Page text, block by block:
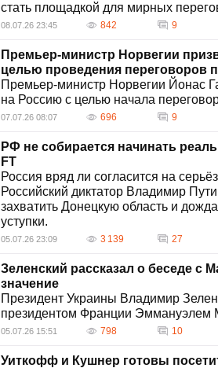
стать площадкой для мирных
08.07.26 23:45 842 9
Премьер-министр Норвегии
целью проведения переговоров
Премьер-министр Норвегии Йонас
на Россию с целью начала
07.07.26 08:07 696 9
РФ не собирается начинать
FT
Россия вряд ли согласится на
Российский диктатор Владимир
захватить Донецкую область и
уступки.
05.07.26 23:09 3 139 27
Зеленский рассказал о беседе
значение
Президент Украины Владимир
президентом Франции Эммануэлем
05.07.26 15:51 798 10
Уиткофф и Кушнер готовы